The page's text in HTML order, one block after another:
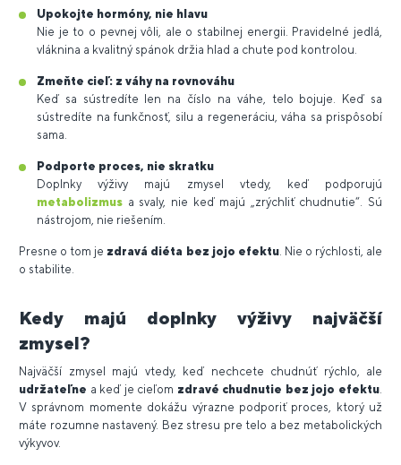
Upokojte hormóny, nie hlavu
Nie je to o pevnej vôli, ale o stabilnej energii. Pravidelné jedlá,
vláknina a kvalitný spánok držia hlad a chute pod kontrolou.
Zmeňte cieľ: z váhy na rovnováhu
Keď sa sústredíte len na číslo na váhe, telo bojuje. Keď sa
sústredíte na funkčnosť, silu a regeneráciu, váha sa prispôsobí
sama.
Podporte proces, nie skratku
Doplnky výživy majú zmysel vtedy, keď podporujú
metabolizmus a svaly, nie keď majú „zrýchliť chudnutie“. Sú
nástrojom, nie riešením.
Presne o tom je zdravá diéta bez jojo efektu. Nie o rýchlosti, ale
o stabilite.
Kedy majú doplnky výživy najväčší
zmysel?
Najväčší zmysel majú vtedy, keď nechcete chudnúť rýchlo, ale
udržateľne a keď je cieľom zdravé chudnutie bez jojo efektu.
V správnom momente dokážu výrazne podporiť proces, ktorý už
máte rozumne nastavený. Bez stresu pre telo a bez metabolických
výkyvov.